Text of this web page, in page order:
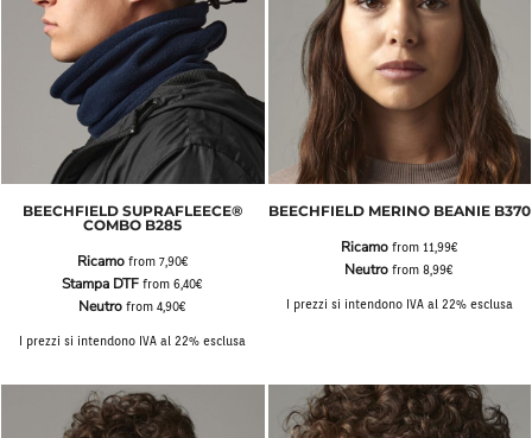
BEECHFIELD SUPRAFLEECE®
COMBO B285
Ricamofrom 7,90€
Stampa DTF from6,40€
Neutro from4,90€
I prezzi si intendono IVA al 22% esclusa
BEECHFIELD MERINO BEANIE B370
Ricamofrom 11,99€
Neutro from8,99€
I prezzi si intendono IVA al 22% esclusa